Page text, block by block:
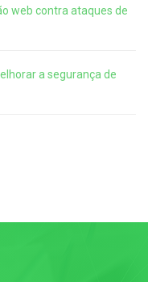
web contra ataques de
a segurança de